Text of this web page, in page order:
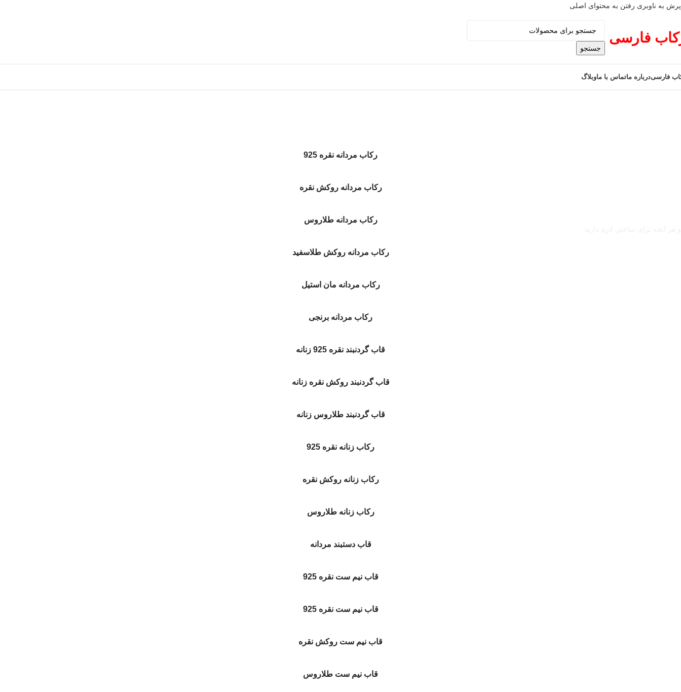
پرش به ناوبری رفتن به محتوای اصلی
فارسی
جستجو
فارسیدرباره ماتماس با ماوبلاگ
رکاب مردانه نقره 925
رکاب مردانه روکش نقره
رکاب مردانه طلاروس
رکاب مردانه روکش طلاسفید
رکاب مردانه مان استیل
رکاب مردانه برنجی
قاب گردنبند نقره 925 زنانه
قاب گردنبند روکش نقره زنانه
قاب گردنبند طلاروس زنانه
رکاب زنانه نقره 925
رکاب زنانه روکش نقره
رکاب زنانه طلاروس
قاب دستبند مردانه
قاب نیم ست نقره 925
قاب نیم ست نقره 925
قاب نیم ست روکش نقره
قاب نیم ست طلاروس